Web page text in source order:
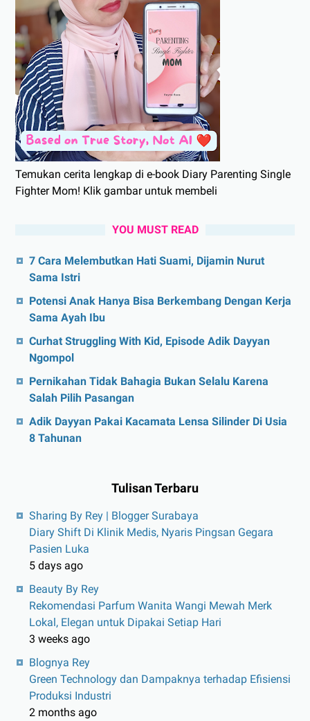
Temukan cerita lengkap di e-book Diary Parenting Single
Fighter Mom! Klik gambar untuk membeli
YOU MUST READ
7 Cara Melembutkan Hati Suami, Dijamin Nurut
Sama Istri
Potensi Anak Hanya Bisa Berkembang Dengan Kerja
Sama Ayah Ibu
Curhat Struggling With Kid, Episode Adik Dayyan
Ngompol
Pernikahan Tidak Bahagia Bukan Selalu Karena
Salah Pilih Pasangan
Adik Dayyan Pakai Kacamata Lensa Silinder Di Usia
8 Tahunan
Tulisan Terbaru
Sharing By Rey | Blogger Surabaya
Diary Shift Di Klinik Medis, Nyaris Pingsan Gegara
Pasien Luka
5 days ago
Beauty By Rey
Rekomendasi Parfum Wanita Wangi Mewah Merk
Lokal, Elegan untuk Dipakai Setiap Hari
3 weeks ago
Blognya Rey
Green Technology dan Dampaknya terhadap Efisiensi
Produksi Industri
2 months ago